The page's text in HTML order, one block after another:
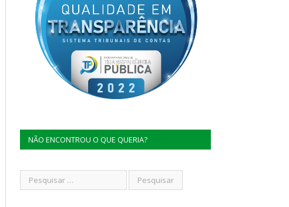
NÃO ENCONTROU O QUE QUERIA?